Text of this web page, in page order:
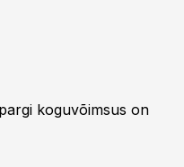
koguvõimsus on